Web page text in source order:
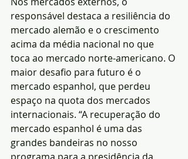
responsável destaca a resiliência do
mercado alemão e o crescimento
acima da média nacional no que
toca ao mercado norte-americano. O
maior desafio para futuro é o
mercado espanhol, que perdeu
espaço na quota dos mercados
internacionais. “A recuperação do
mercado espanhol é uma das
grandes bandeiras no nosso